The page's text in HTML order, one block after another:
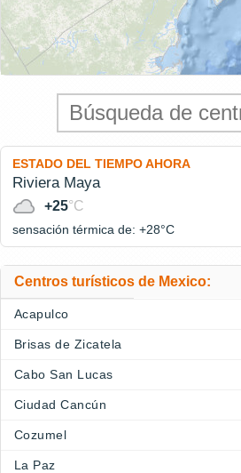
ESTADO DEL TIEMPO AHORA
Riviera Maya
+25°C
sensación térmica de: +28°C
Centros turísticos de Mexico:
Acapulco
Brisas de Zicatela
Cabo San Lucas
Ciudad Cancún
Cozumel
La Paz